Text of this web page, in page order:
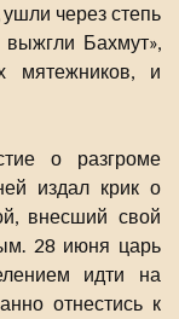
через степь
выжгли Бахмут»,
мятежников, и
о разгроме
издал крик о
внесший свой
28 июня царь
идти на
отнестись к